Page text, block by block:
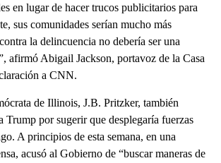
en lugar de hacer trucos publicitarios para
sus comunidades serían mucho más
la delincuencia no debería ser una
afirmó Abigail Jackson, portavoz de la Casa
a CNN.
de Illinois, J.B. Pritzker, también
Trump por sugerir que desplegaría fuerzas
A principios de esta semana, en una
acusó al Gobierno de “buscar maneras de